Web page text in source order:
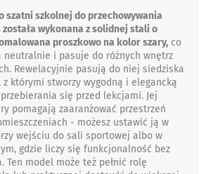
szatni szkolnej do przechowywania
została wykonana z solidnej stali o
proszkowo na kolor szary, co
neutralnie i pasuje do różnych wnętrz
Rewelacyjnie pasują do niej siedziska
którymi stworzy wygodną i elegancką
się przed lekcjami. Jej
pomagają zaaranżować przestrzeń
- możesz ustawić ją w
wejściu do sali sportowej albo w
gdzie liczy się funkcjonalność bez
Ten model może też pełnić rolę